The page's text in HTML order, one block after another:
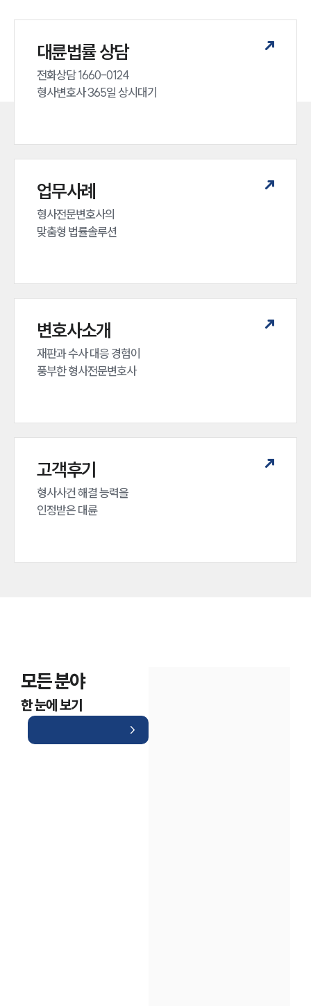
대륜법률 상담
전화상담 1660-0124
형사변호사 365일 상시대기
업무사례
형사전문변호사의
맞춤형 법률솔루션
변호사소개
재판과 수사 대응 경험이
풍부한 형사전문변호사
고객후기
형사사건 해결 능력을
인정받은 대륜
모든 분야
한 눈에 보기